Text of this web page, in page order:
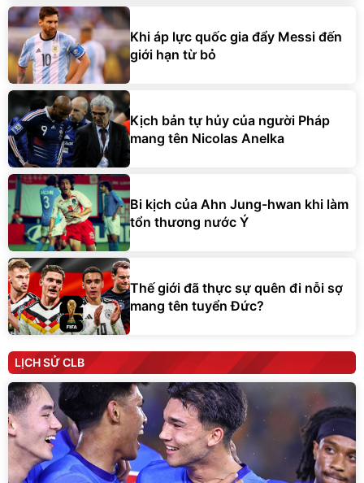
Khi áp lực quốc gia đẩy Messi đến
giới hạn từ bỏ
Kịch bản tự hủy của người Pháp
mang tên Nicolas Anelka
Bi kịch của Ahn Jung-hwan khi làm
tổn thương nước Ý
Thế giới đã thực sự quên đi nỗi sợ
mang tên tuyển Đức?
LỊCH SỬ CLB